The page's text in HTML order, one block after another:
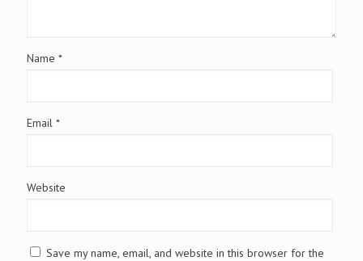
Name *
Email *
Website
Save my name, email, and website in this browser for the